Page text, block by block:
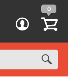
0